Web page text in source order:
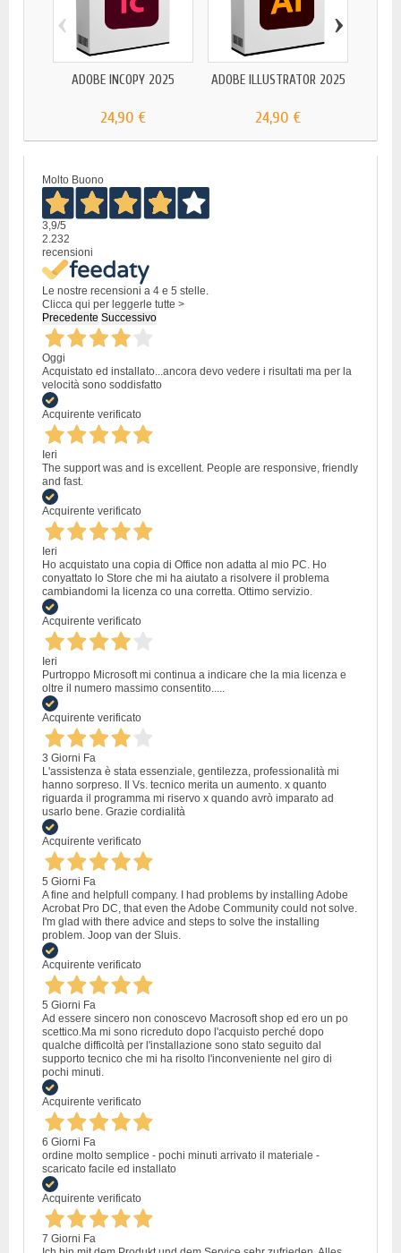
ADOBE INCOPY 2025
24,90 €
ADOBE ILLUSTRATOR 2025
24,90 €
‹ ›
Molto Buono
3,9/5
2.232
recensioni
Le nostre recensioni a 4 e 5 stelle.
Clicca qui per leggerle tutte >
Precedente Successivo
Oggi
Acquistato ed installato...ancora devo vedere i risultati ma per la
velocità sono soddisfatto
Acquirente verificato
Ieri
The support was and is excellent. People are responsive, friendly
and fast.
Acquirente verificato
Ieri
Ho acquistato una copia di Office non adatta al mio PC. Ho
conyattato lo Store che mi ha aiutato a risolvere il problema
cambiandomi la licenza co una corretta. Ottimo servizio.
Acquirente verificato
Ieri
Purtroppo Microsoft mi continua a indicare che la mia licenza e
oltre il numero massimo consentito.....
Acquirente verificato
3 Giorni Fa
L'assistenza è stata essenziale, gentilezza, professionalità mi
hanno sorpreso. Il Vs. tecnico merita un aumento. x quanto
riguarda il programma mi riservo x quando avrò imparato ad
usarlo bene. Grazie cordialità
Acquirente verificato
5 Giorni Fa
A fine and helpfull company. I had problems by installing Adobe
Acrobat Pro DC, that even the Adobe Community could not solve.
I'm glad with there advice and steps to solve the installing
problem. Joop van der Sluis.
Acquirente verificato
5 Giorni Fa
Ad essere sincero non conoscevo Macrosoft shop ed ero un po
scettico.Ma mi sono ricreduto dopo l'acquisto perché dopo
qualche difficoltà per l'installazione sono stato seguito dal
supporto tecnico che mi ha risolto l'inconveniente nel giro di
pochi minuti.
Acquirente verificato
6 Giorni Fa
ordine molto semplice - pochi minuti arrivato il materiale -
scaricato facile ed installato
Acquirente verificato
7 Giorni Fa